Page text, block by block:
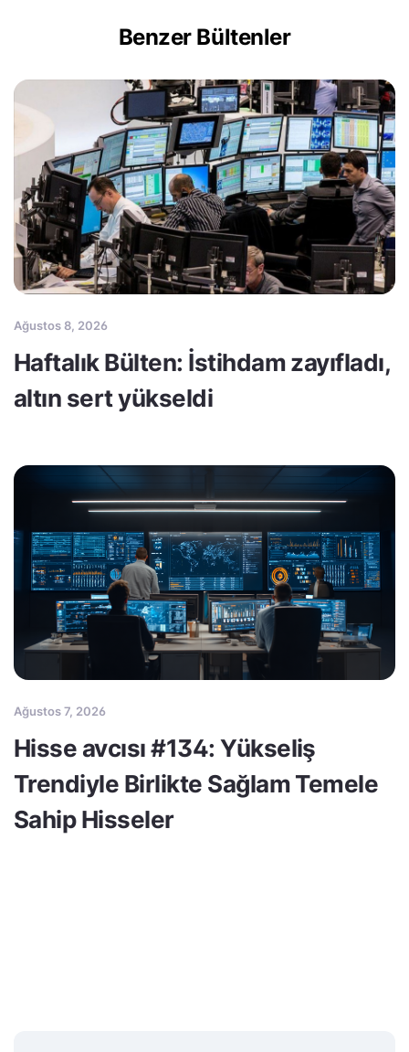
Benzer Bültenler
Ağustos 8, 2026
Haftalık Bülten: İstihdam zayıfladı,
altın sert yükseldi
Ağustos 7, 2026
Hisse avcısı #134: Yükseliş
Trendiyle Birlikte Sağlam Temele
Sahip Hisseler